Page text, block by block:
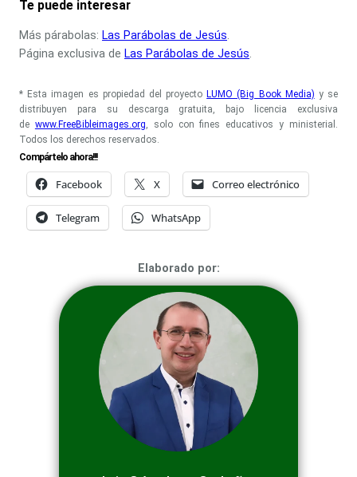
Te puede interesar
Más párabolas: Las Parábolas de Jesús.
Página exclusiva de Las Parábolas de Jesús.
* Esta imagen es propiedad del proyecto LUMO (Big Book Media) y se
distribuyen para su descarga gratuita, bajo licencia exclusiva
de www.FreeBibleimages.org, solo con fines educativos y ministerial.
Todos los derechos reservados.
Compártelo ahora!!!
Facebook X Correo electrónico
Telegram WhatsApp
Elaborado por: